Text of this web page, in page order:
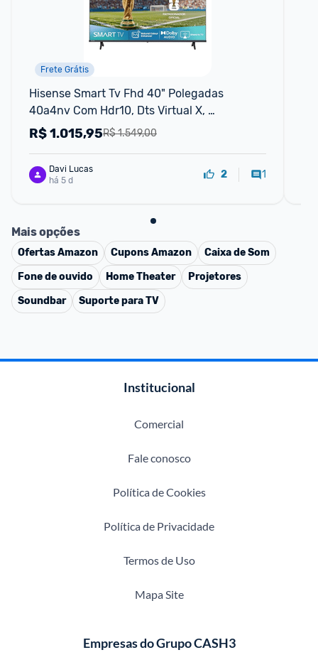
Frete Grátis
Hisense Smart Tv Fhd 40" Polegadas
40a4nv Com Hdr10, Dts Virtual X,
Compatibilidade Alexa E Google Home
R$ 1.549,00
R$1.015,95
Davi Lucas
há 5 d
2 1
Mais opções
OfertasAmazon CuponsAmazon
Caixa de Som
Fone de ouvido
Home Theater
Projetores
Soundbar
Suporte para TV
Institucional
Comercial
Fale conosco
Política de Cookies
Política de Privacidade
Termos de Uso
Mapa Site
Empresas do Grupo CASH3